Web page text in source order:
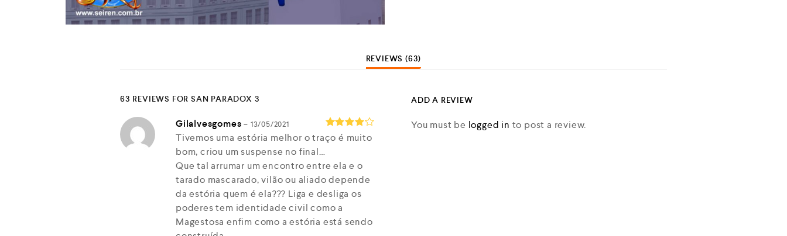
REVIEWS (63)
63 REVIEWS FOR SAN PARADOX 3
Rated4
Gilalvesgomes– 13/05/2021
Tivemos uma estória melhor o traço é muito
bom, criou um suspense no final…
Que tal arrumar um encontro entre ela e o
tarado mascarado, vilão ou aliado depende
da estória quem é ela??? Liga e desliga os
poderes tem identidade civil como a
Magestosa enfim como a estória está sendo
ADD A REVIEW
You must be logged in to post a review.